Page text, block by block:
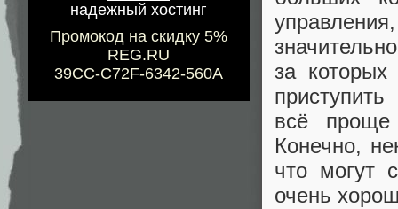
надежный хостинг
Промокод на скидку 5%
REG.RU
39CC-C72F-6342-560A
за
всё проще
Конечно,
что могут
очень